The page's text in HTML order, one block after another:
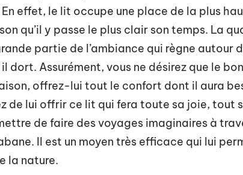
effet, le lit occupe une place de la plus
qu’il y passe le plus clair son temps. La
partie de l’ambiance qui règne autour
dort. Assurément, vous ne désirez que le
offrez-lui tout le confort dont il aura
de lui offrir ce lit qui fera toute sa joie, tout
de faire des voyages imaginaires à
Il est un moyen très efficace qui lui
la nature.